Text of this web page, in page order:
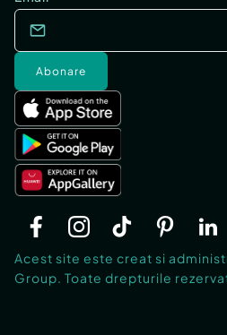
Abonare
Acest site este creat si
Group. Toate drepturile